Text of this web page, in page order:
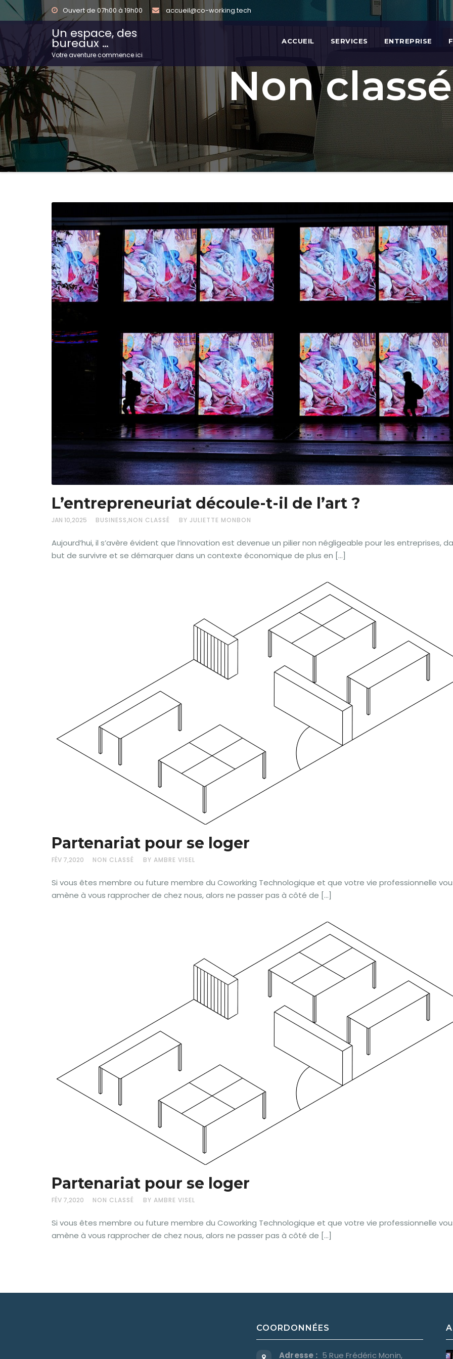
Ouvert de 07h00 à 19h00 accueil@co-working.tech
Un espace, des
bureaux …
Votre aventure commence ici
ACCUEIL SERVICES ENTREPRISE
Non classé
L’entrepreneuriat découle-t-il de l’art ?
JAN 10,2025 BUSINESS,NON CLASSÉ BY JULIETTE MONBON
Aujourd’hui, il s’avère évident que l’innovation est devenue un pilier non négligeable pour les entreprises,
but de survivre et se démarquer dans un contexte économique de plus en […]
Partenariat pour se loger
FÉV 7,2020 NON CLASSÉ BY AMBRE VISEL
Si vous êtes membre ou future membre du Coworking Technologique et que votre vie professionnelle
amène à vous rapprocher de chez nous, alors ne passer pas à côté de […]
Partenariat pour se loger
FÉV 7,2020 NON CLASSÉ BY AMBRE VISEL
Si vous êtes membre ou future membre du Coworking Technologique et que votre vie professionnelle
amène à vous rapprocher de chez nous, alors ne passer pas à côté de […]
COORDONNÉES
Adresse : 5 Rue Frédéric Monin,